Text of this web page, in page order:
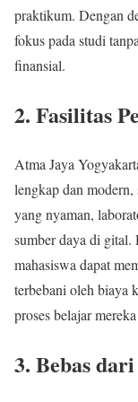
praktikum. Dengan
fokus pada studi
finansial.
2. Fasilitas
Atma Jaya
lengkap dan modern,
yang nyaman,
sumber daya di
mahasiswa dapat
terbebani oleh biaya
proses belajar
3. Bebas